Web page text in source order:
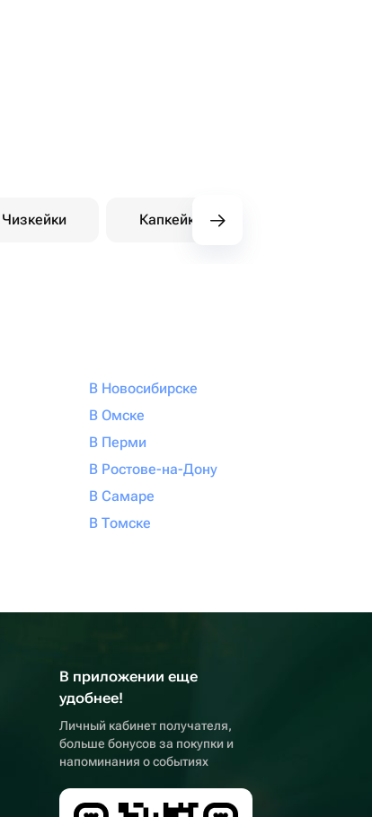
Чизкейки Капкейки
В Новосибирске
В Омске
В Перми
В Ростове-на-Дону
В Самаре
В Томске
В приложении еще
удобнее!
Личный кабинет получателя,
больше бонусов за покупки и
напоминания о событиях